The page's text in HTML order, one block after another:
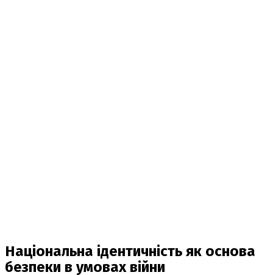
Національна ідентичність як основа
безпеки в умовах війни